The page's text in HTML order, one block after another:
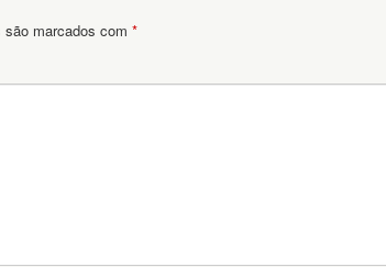
marcados com *